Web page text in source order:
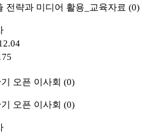
전략과 미디어 활용_교육자료 (0)
오픈 이사회 (0)
오픈 이사회 (0)